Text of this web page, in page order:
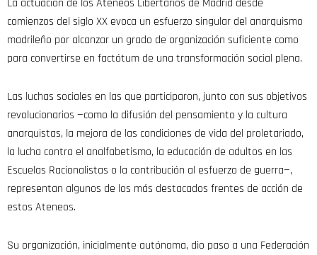
La actuación de los Ateneos Libertarios de Madrid desde
comienzos del siglo XX evoca un esfuerzo singular del anarquismo
madrileño por alcanzar un grado de organización suficiente como
para convertirse en factótum de una transformación social plena.
Las luchas sociales en las que participaron, junto con sus objetivos
revolucionarios —como la difusión del pensamiento y la cultura
anarquistas, la mejora de las condiciones de vida del proletariado,
la lucha contra el analfabetismo, la educación de adultos en las
Escuelas Racionalistas o la contribución al esfuerzo de guerra—,
representan algunos de los más destacados frentes de acción de
estos Ateneos.
Su organización, inicialmente autónoma, dio paso a una Federación